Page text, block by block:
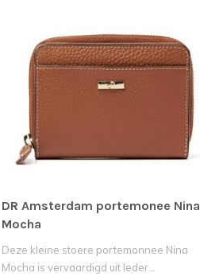
DR Amsterdam portemonee Nina
Mocha
Deze kleine stoere portemonnee Nina
Mocha is vervaardigd uit leder...